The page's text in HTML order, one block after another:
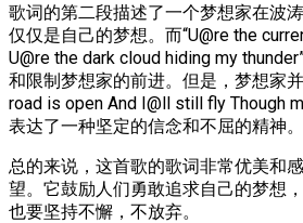
歌词的第二段描述了一个梦想家在波
仅仅是自己的梦想。而“U@re the
U@re the dark cloud hiding my
和限制梦想家的前进。但是，梦想家
road is open And I@ll still fly Though
表达了一种坚定的信念和不屈的精神。
总的来说，这首歌的歌词非常优美和
望。它鼓励人们勇敢追求自己的梦想
也要坚持不懈，不放弃。